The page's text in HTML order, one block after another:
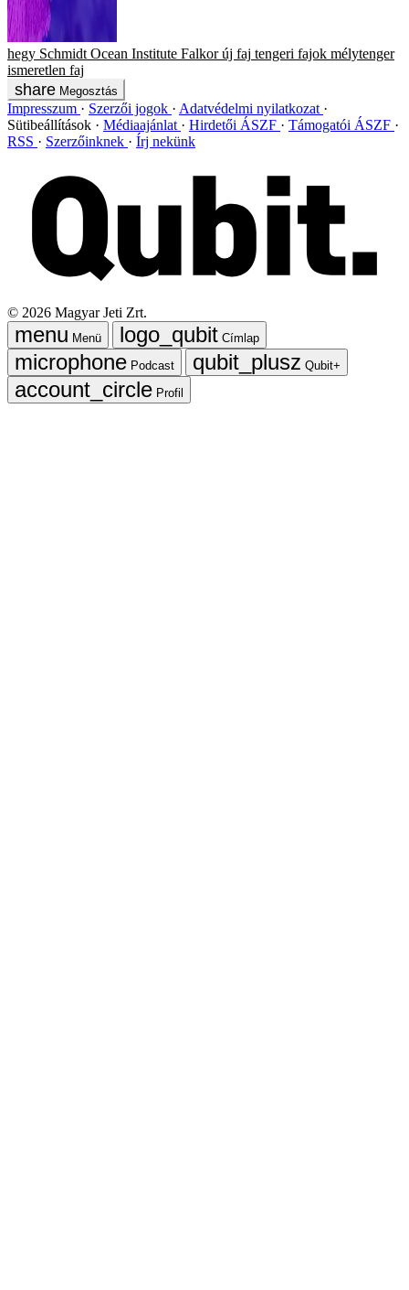
hegy Schmidt Ocean Institute Falkor új faj tengeri fajok mélytenger
ismeretlen faj
Megosztás
Impresszum Szerzői jogok
Adatvédelmi nyilatkozat
Sütibeállítások
Médiaajánlat Hirdetői ÁSZF
Támogatói ÁSZF
RSS
Szerzőinknek Írj nekünk
© 2026 Magyar Jeti Zrt.
Menü
Címlap
Podcast
Qubit+
Profil